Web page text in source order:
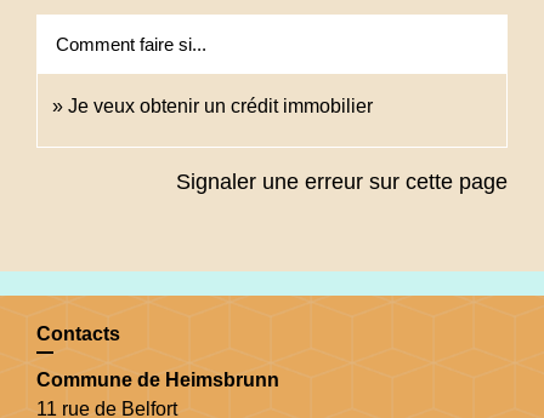
Comment faire si...
Je veux obtenir un crédit immobilier
Signaler une erreur sur cette page
Contacts
Commune de Heimsbrunn
11 rue de Belfort